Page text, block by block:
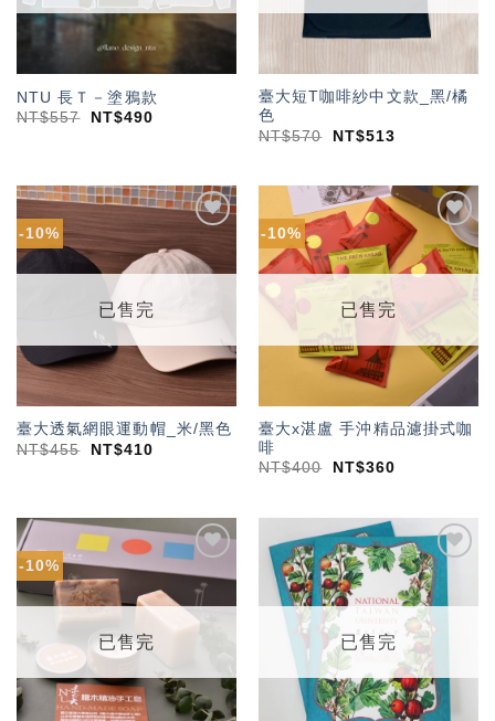
NTU 長Ｔ－塗鴉款
NT$557 NT$490
臺大短T咖啡紗中文款_黑/橘
色
NT$570 NT$513
-10%
「願
望輕
已售完
臺大透氣網眼運動帽_米/黑色
NT$455 NT$410
-10%
加入
「願
望輕
已售完
臺大x湛盧 手沖精品濾掛式咖
啡
NT$400 NT$360
-10%
加入
「願
望輕
單」
已售完
望輕
已售完